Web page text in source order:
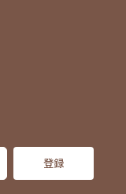
登録